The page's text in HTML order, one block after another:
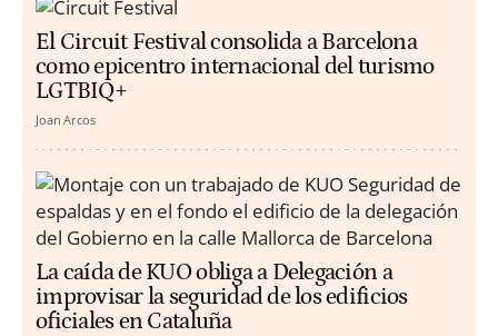
El Circuit Festival consolida a Barcelona
como epicentro internacional del turismo
LGTBIQ+
Joan Arcos
La caída de KUO obliga a Delegación a
improvisar la seguridad de los edificios
oficiales en Cataluña